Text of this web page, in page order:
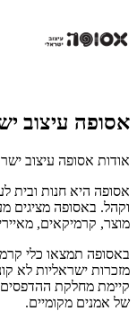
אסופה עיצוב
אודות אסופה עיצוב
אסופה היא חנות ובית
מוצר, קרמיקאים,
באסופה תמצאו כלי
מזכרות ישראליות לא
קיימת מחלקת ההדפסים
של אמנים מקומיים.